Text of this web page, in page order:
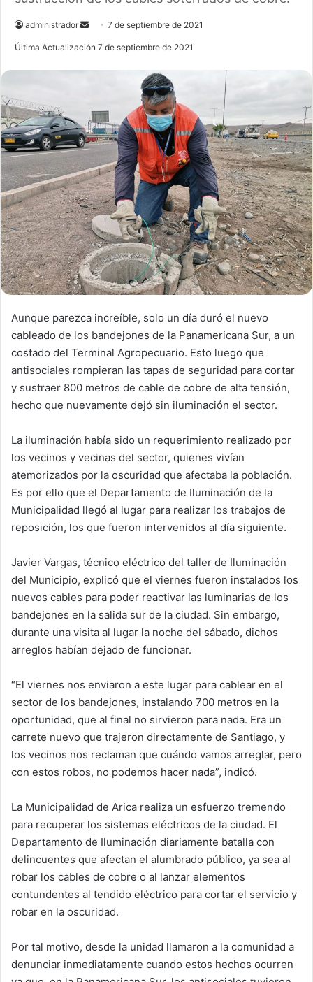
administrador
e
n
e
m
i
l
7 de septiembre de 2021
Última Actualización 7 de septiembre de 2021
Aunque parezca increíble, solo un día duró el nuevo
cableado de los bandejones de la Panamericana Sur, a un
costado del Terminal Agropecuario. Esto luego que
antisociales rompieran las tapas de seguridad para cortar
y sustraer 800 metros de cable de cobre de alta tensión,
hecho que nuevamente dejó sin iluminación el sector.
La iluminación había sido un requerimiento realizado por
los vecinos y vecinas del sector, quienes vivían
atemorizados por la oscuridad que afectaba la población.
Es por ello que el Departamento de Iluminación de la
Municipalidad llegó al lugar para realizar los trabajos de
reposición, los que fueron intervenidos al día siguiente.
Javier Vargas, técnico eléctrico del taller de Iluminación
del Municipio, explicó que el viernes fueron instalados los
nuevos cables para poder reactivar las luminarias de los
bandejones en la salida sur de la ciudad. Sin embargo,
durante una visita al lugar la noche del sábado, dichos
arreglos habían dejado de funcionar.
“El viernes nos enviaron a este lugar para cablear en el
sector de los bandejones, instalando 700 metros en la
oportunidad, que al final no sirvieron para nada. Era un
carrete nuevo que trajeron directamente de Santiago, y
los vecinos nos reclaman que cuándo vamos arreglar, pero
con estos robos, no podemos hacer nada”, indicó.
La Municipalidad de Arica realiza un esfuerzo tremendo
para recuperar los sistemas eléctricos de la ciudad. El
Departamento de Iluminación diariamente batalla con
delincuentes que afectan el alumbrado público, ya sea al
robar los cables de cobre o al lanzar elementos
contundentes al tendido eléctrico para cortar el servicio y
robar en la oscuridad.
Por tal motivo, desde la unidad llamaron a la comunidad a
denunciar inmediatamente cuando estos hechos ocurren